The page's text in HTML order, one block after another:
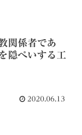
関係者であ
隠ぺいする工
2020.06.13